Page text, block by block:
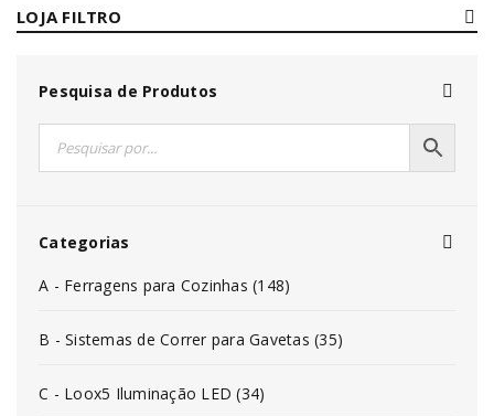
LOJA FILTRO
Pesquisa de Produtos
Categorias
A - Ferragens para Cozinhas (148)
B - Sistemas de Correr para Gavetas (35)
C - Loox5 Iluminação LED (34)